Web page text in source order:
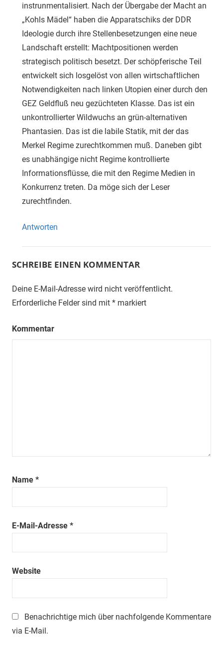
instrunmentalisiert. Nach der Übergabe der Macht an
„Kohls Mädel“ haben die Apparatschiks der DDR
Ideologie durch ihre Stellenbesetzungen eine neue
Landschaft erstellt: Machtpositionen werden
strategisch politisch besetzt. Der schöpferische Teil
entwickelt sich losgelöst von allen wirtschaftlichen
Notwendigkeiten nach linken Utopien einer durch den
GEZ Geldfluß neu gezüchteten Klasse. Das ist ein
unkontrollierter Wildwuchs an grün-alternativen
Phantasien. Das ist die labile Statik, mit der das
Merkel Regime zurechtkommen muß. Daneben gibt
es unabhängige nicht Regime kontrollierte
Informationsflüsse, die mit den Regime Medien in
Konkurrenz treten. Da möge sich der Leser
zurechtfinden.
Antworten
SCHREIBE EINEN KOMMENTAR
Deine E-Mail-Adresse wird nicht veröffentlicht.
Erforderliche Felder sind mit * markiert
Kommentar
Name *
E-Mail-Adresse *
Website
Benachrichtige mich über nachfolgende Kommentare
via E-Mail.